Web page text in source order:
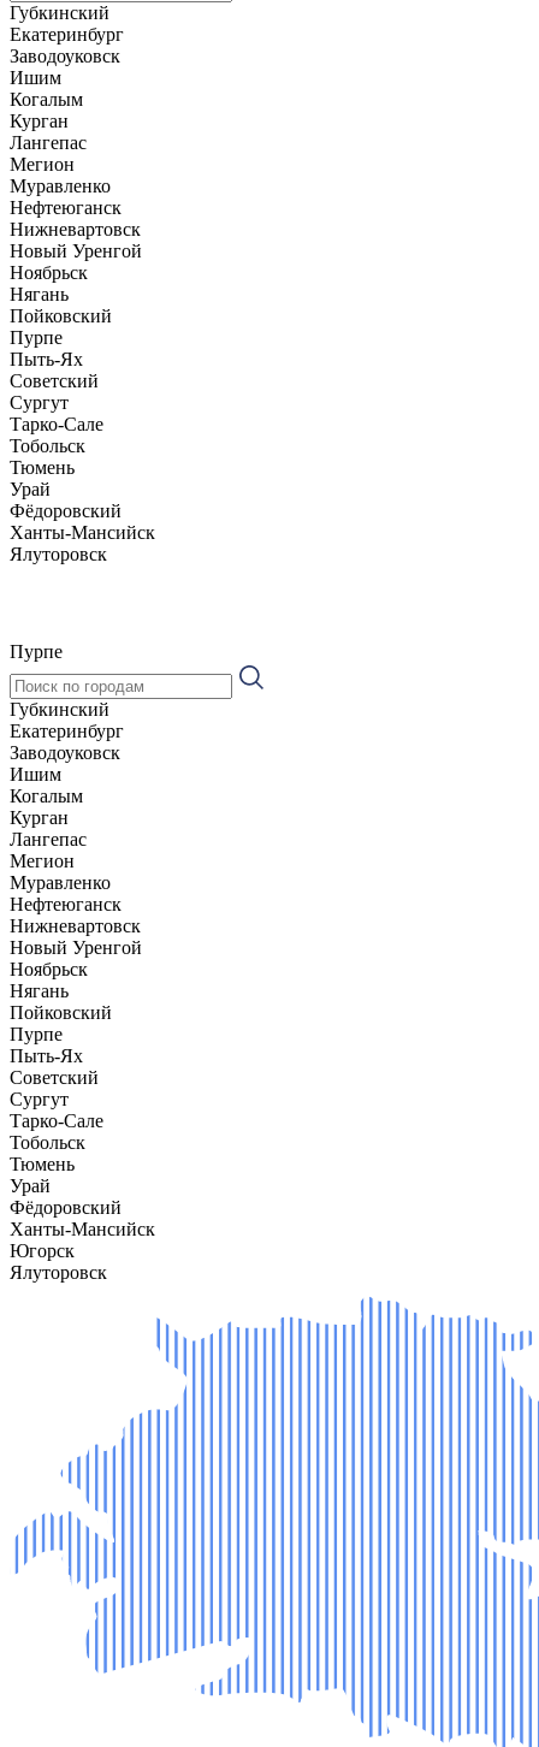
Губкинский
Екатеринбург
Заводоуковск
Ишим
Когалым
Курган
Лангепас
Мегион
Муравленко
Нефтеюганск
Нижневартовск
Новый Уренгой
Ноябрьск
Нягань
Пойковский
Пурпе
Пыть-Ях
Советский
Сургут
Тарко-Сале
Тобольск
Тюмень
Урай
Фёдоровский
Ханты-Мансийск
Ялуторовск
Пурпе
Губкинский
Екатеринбург
Заводоуковск
Ишим
Когалым
Курган
Лангепас
Мегион
Муравленко
Нефтеюганск
Нижневартовск
Новый Уренгой
Ноябрьск
Нягань
Пойковский
Пурпе
Пыть-Ях
Советский
Сургут
Тарко-Сале
Тобольск
Тюмень
Урай
Фёдоровский
Ханты-Мансийск
Югорск
Ялуторовск